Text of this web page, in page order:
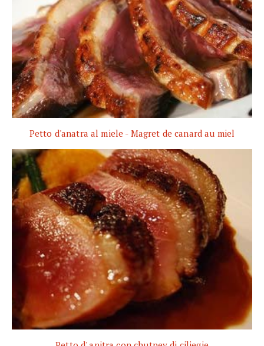
Petto d'anatra al miele - Magret de canard au miel